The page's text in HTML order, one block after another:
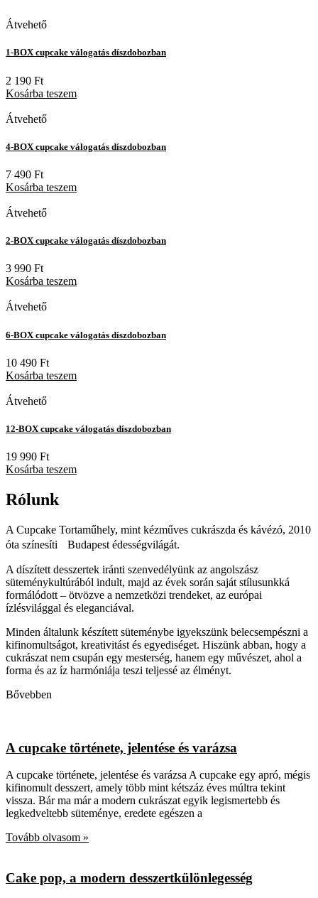
Átvehető
1-BOX cupcake válogatás díszdobozban
2 190 Ft
Kosárba teszem
Átvehető
4-BOX cupcake válogatás díszdobozban
7 490 Ft
Kosárba teszem
Átvehető
2-BOX cupcake válogatás díszdobozban
3 990 Ft
Kosárba teszem
Átvehető
6-BOX cupcake válogatás díszdobozban
10 490 Ft
Kosárba teszem
Átvehető
12-BOX cupcake válogatás díszdobozban
19 990 Ft
Kosárba teszem
Rólunk
A Cupcake Tortaműhely, mint kézműves cukrászda és kávézó, 2010
óta színesíti Budapest édességvilágát.
A díszített desszertek iránti szenvedélyünk az angolszász
süteménykultúrából indult, majd az évek során saját stílusunkká
formálódott – ötvözve a nemzetközi trendeket, az európai
ízlésvilággal és eleganciával.
Minden általunk készített süteménybe igyekszünk belecsempészni a
kifinomultságot, kreativitást és egyediséget. Hiszünk abban, hogy a
cukrászat nem csupán egy mesterség, hanem egy művészet, ahol a
forma és az íz harmóniája teszi teljessé az élményt.
Bővebben
A cupcake története, jelentése és varázsa
A cupcake története, jelentése és varázsa A cupcake egy apró, mégis
kifinomult desszert, amely több mint kétszáz éves múltra tekint
vissza. Bár ma már a modern cukrászat egyik legismertebb és
legkedveltebb süteménye, eredete egészen a
Tovább olvasom »
Cake pop, a modern desszertkülönlegesség